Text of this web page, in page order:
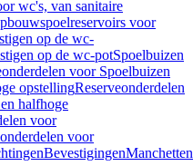
wc's, van sanitaire
voor
op de wc-
op de wc-potSpoelbuizen
voor Spoelbuizen
opstellingReserveonderdelen
halfhoge
voor
voor
BevestigingenManchetten